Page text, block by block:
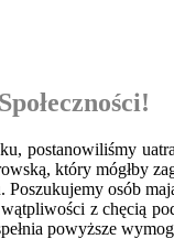
postanowiliśmy
który mógłby
osób
z chęcią
powyższe